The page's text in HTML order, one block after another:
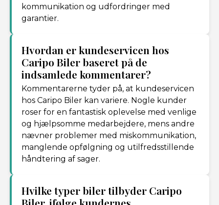
kommunikation og udfordringer med
garantier.
Hvordan er kundeservicen hos
Caripo Biler baseret på de
indsamlede kommentarer?
Kommentarerne tyder på, at kundeservicen
hos Caripo Biler kan variere. Nogle kunder
roser for en fantastisk oplevelse med venlige
og hjælpsomme medarbejdere, mens andre
nævner problemer med miskommunikation,
manglende opfølgning og utilfredsstillende
håndtering af sager.
Hvilke typer biler tilbyder Caripo